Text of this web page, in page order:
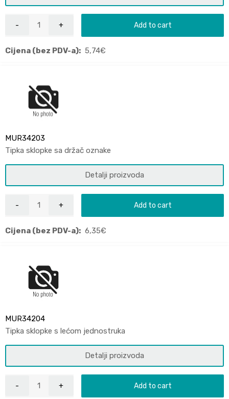
Add to cart
Cijena (bez PDV-a): 5,74€
MUR34203
Tipka sklopke sa držač oznake
Detalji proizvoda
Add to cart
Cijena (bez PDV-a): 6,35€
MUR34204
Tipka sklopke s lećom jednostruka
Detalji proizvoda
Add to cart